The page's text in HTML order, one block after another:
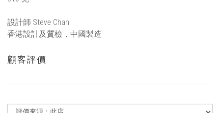
設計師 Steve Chan
香港設計及質檢，中國製造
顧客評價